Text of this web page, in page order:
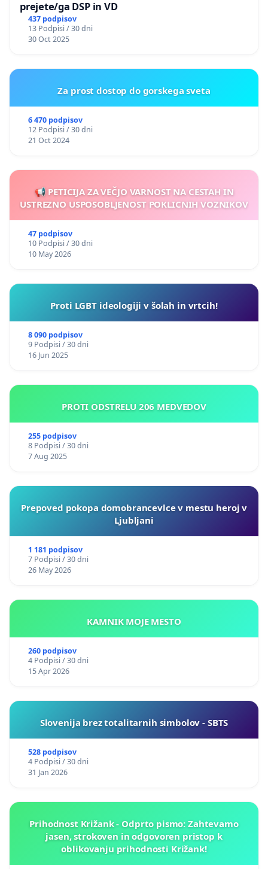
prejete/ga DSP in VD
437 podpisov
13 Podpisi / 30 dni
30 Oct 2025
Za prost dostop do gorskega sveta
6 470 podpisov
12 Podpisi / 30 dni
21 Oct 2024
📢 PETICIJA ZA VEČJO VARNOST NA CESTAH IN
USTREZNO USPOSOBLJENOST POKLICNIH VOZNIKOV
47 podpisov
10 Podpisi / 30 dni
10 May 2026
Proti LGBT ideologiji v šolah in vrtcih!
8 090 podpisov
9 Podpisi / 30 dni
16 Jun 2025
PROTI ODSTRELU 206 MEDVEDOV
255 podpisov
8 Podpisi / 30 dni
7 Aug 2025
Prepoved pokopa domobrancevlce v mestu heroj v
Ljubljani
1 181 podpisov
7 Podpisi / 30 dni
26 May 2026
KAMNIK MOJE MESTO
260 podpisov
4 Podpisi / 30 dni
15 Apr 2026
Slovenija brez totalitarnih simbolov - SBTS
528 podpisov
4 Podpisi / 30 dni
31 Jan 2026
Prihodnost Križank - Odprto pismo: Zahtevamo
jasen, strokoven in odgovoren pristop k
oblikovanju prihodnosti Križank!